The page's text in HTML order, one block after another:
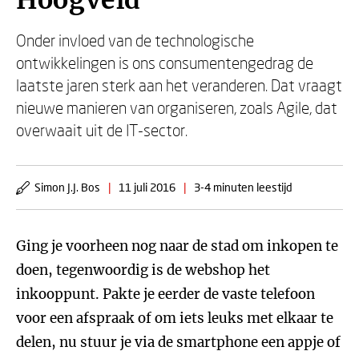
Onder invloed van de technologische
ontwikkelingen is ons consumentengedrag de
laatste jaren sterk aan het veranderen. Dat vraagt
nieuwe manieren van organiseren, zoals Agile, dat
overwaait uit de IT-sector.
Simon J.J. Bos | 11 juli 2016 | 3-4 minuten leestijd
Ging je voorheen nog naar de stad om inkopen te
doen, tegenwoordig is de webshop het
inkooppunt. Pakte je eerder de vaste telefoon
voor een afspraak of om iets leuks met elkaar te
delen, nu stuur je via de smartphone een appje of